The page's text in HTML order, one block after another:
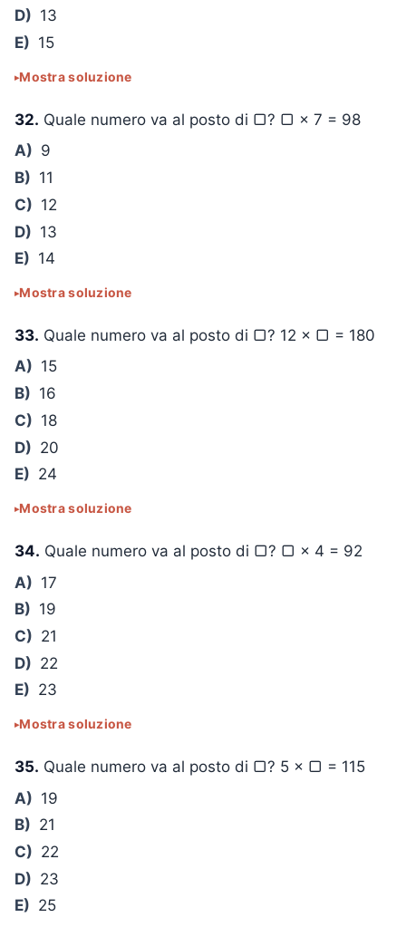
D) 13
E) 15
Mostra soluzione
32. Quale numero va al posto di ▢? ▢ × 7 = 98
A) 9
B) 11
C) 12
D) 13
E) 14
Mostra soluzione
33. Quale numero va al posto di ▢? 12 × ▢ = 180
A) 15
B) 16
C) 18
D) 20
E) 24
Mostra soluzione
34. Quale numero va al posto di ▢? ▢ × 4 = 92
A) 17
B) 19
C) 21
D) 22
E) 23
Mostra soluzione
35. Quale numero va al posto di ▢? 5 × ▢ = 115
A) 19
B) 21
C) 22
D) 23
E) 25